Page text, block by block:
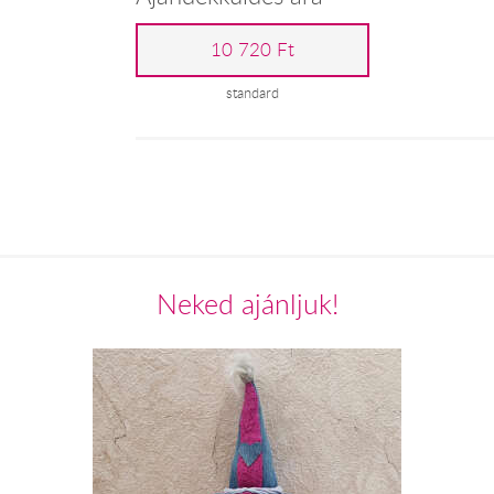
10 720 Ft
standard
Neked ajánljuk!